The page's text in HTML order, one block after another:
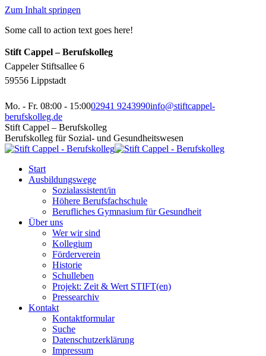
Zum Inhalt springen
Some call to action text goes here!
Stift Cappel – Berufskolleg
Cappeler Stiftsallee 6
59556 Lippstadt
Mo. - Fr. 08:00 - 15:0002941 9243990info@stiftcappel-
berufskolleg.de
Stift Cappel – Berufskolleg
Berufskolleg für Sozial- und Gesundheitswesen
Start
Ausbildungswege
Sozialassistent/in
Höhere Berufsfachschule
Berufliches Gymnasium für Gesundheit
Über uns
Wer wir sind
Kollegium
Förderverein
Historie
Schulleben
Projekt: Zeit & Wert STIFT(en)
Pressearchiv
Kontakt
Kontaktformular
Suche
Datenschutzerklärung
Impressum